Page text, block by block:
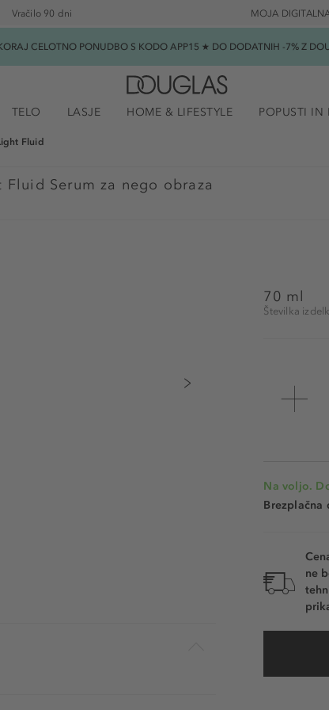
Vračilo 90 dni MOJA
CELOTNO PONUDBO S KODO APP15 ★ DO DODATNIH -7% Z
TELO LASJE HOME & LIFESTYLE POPUSTI IN
Fluid
Serum za nego obraza
70 ml
Številka
Na voljo.
Brezplačna
ne